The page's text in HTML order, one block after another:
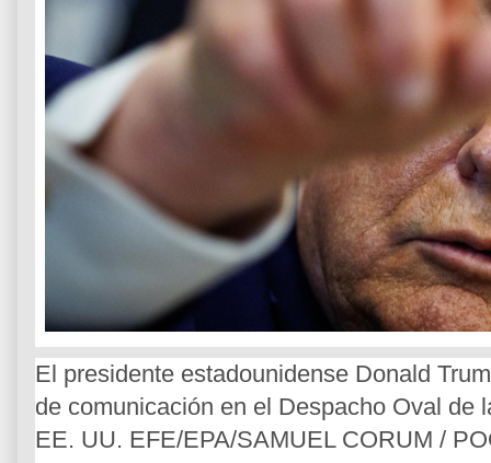
El presidente estadounidense Donald
de comunicación en el Despacho Oval de
EE. UU. EFE/EPA/SAMUEL CORUM /